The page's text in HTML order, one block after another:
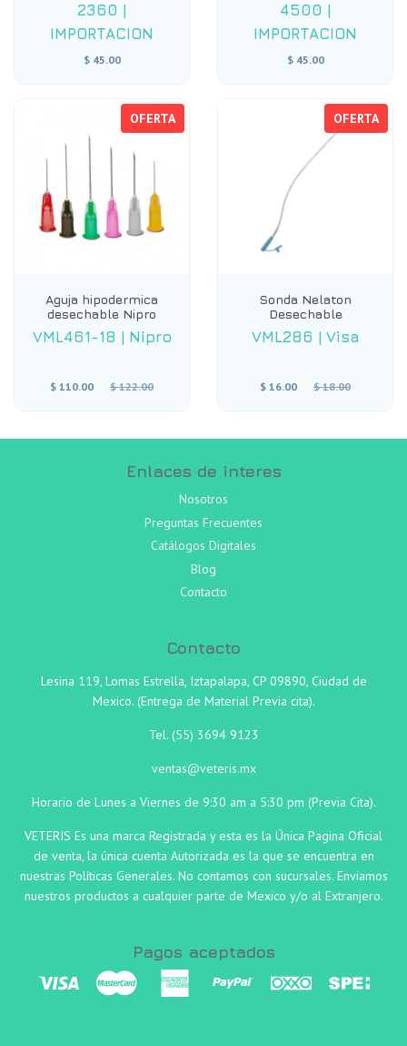
2360 |
IMPORTACION
$ 45.00
4500 |
IMPORTACION
$ 45.00
OFERTA
Aguja hipodermica
desechable Nipro
VML461-18 | Nipro
$ 110.00
Precio
$ 122.00
OFERTA
Sonda Nelaton
Desechable
VML286 | Visa
$ 16.00
Precio
$ 18.00
Enlaces de interes
Nosotros
Preguntas Frecuentes
Catálogos Digitales
Blog
Contacto
Contacto
Lesina 119, Lomas Estrella, Iztapalapa, CP 09890, Ciudad de
Mexico. (Entrega de Material Previa cita).
Tel. (55) 3694 9123
ventas@veteris.mx
Horario de Lunes a Viernes de 9:30 am a 5:30 pm (Previa Cita).
VETERIS Es una marca Registrada y esta es la Única Pagina Oficial
de venta, la única cuenta Autorizada es la que se encuentra en
nuestras Políticas Generales. No contamos con sucursales. Enviamos
nuestros productos a cualquier parte de Mexico y/o al Extranjero.
Pagos aceptados